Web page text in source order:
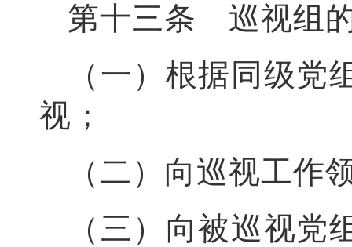
第十三条 巡视组
（一）根据同级
视；
（二）向巡视工作
（三）向被巡视